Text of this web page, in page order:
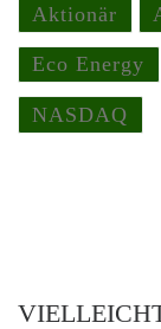
Aktionär
Eco Energy
NASDAQ